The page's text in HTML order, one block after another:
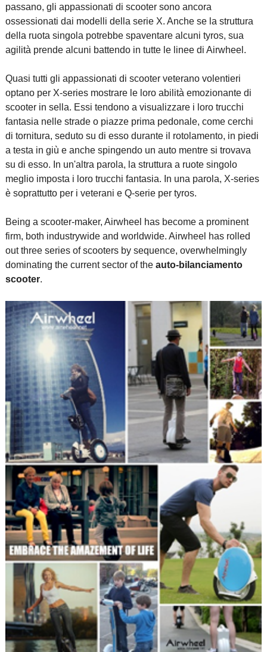
passano, gli appassionati di scooter sono ancora
ossessionati dai modelli della serie X. Anche se la struttura
della ruota singola potrebbe spaventare alcuni tyros, sua
agilità prende alcuni battendo in tutte le linee di Airwheel.
Quasi tutti gli appassionati di scooter veterano volentieri
optano per X-series mostrare le loro abilità emozionante di
scooter in sella. Essi tendono a visualizzare i loro trucchi
fantasia nelle strade o piazze prima pedonale, come cerchi
di tornitura, seduto su di esso durante il rotolamento, in piedi
a testa in giù e anche spingendo un auto mentre si trovava
su di esso. In un'altra parola, la struttura a ruote singolo
meglio imposta i loro trucchi fantasia. In una parola, X-series
è soprattutto per i veterani e Q-serie per tyros.
Being a scooter-maker, Airwheel has become a prominent
firm, both industrywide and worldwide. Airwheel has rolled
out three series of scooters by sequence, overwhelmingly
dominating the current sector of the auto-bilanciamento
scooter.